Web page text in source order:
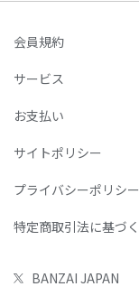
会員規約
サービス
お支払い
サイトポリシー
プライバシーポリシー
特定商取引法に基づ
BANZAI JAPAN